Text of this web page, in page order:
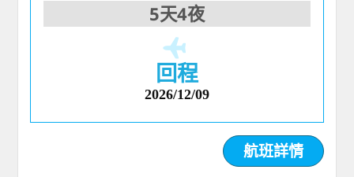
5天4夜
回程
2026/12/09
航班詳情